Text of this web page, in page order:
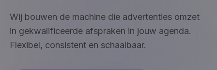
Wij bouwen de machine die advertenties omzet
in gekwalificeerde afspraken in jouw agenda.
Flexibel, consistent en schaalbaar.